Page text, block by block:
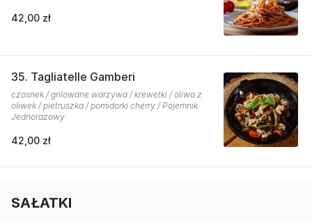
42,00 zł
35. Tagliatelle Gamberi
czosnek / grilowane warzywa / krewetki / oliwa z
oliwek / pietruszka / pomidorki cherry / Pojemnik
Jednorazowy
42,00 zł
SAŁATKI